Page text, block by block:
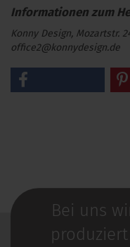
Konny Design, Mozartstr.
office2@konnydesign.de
Bei uns